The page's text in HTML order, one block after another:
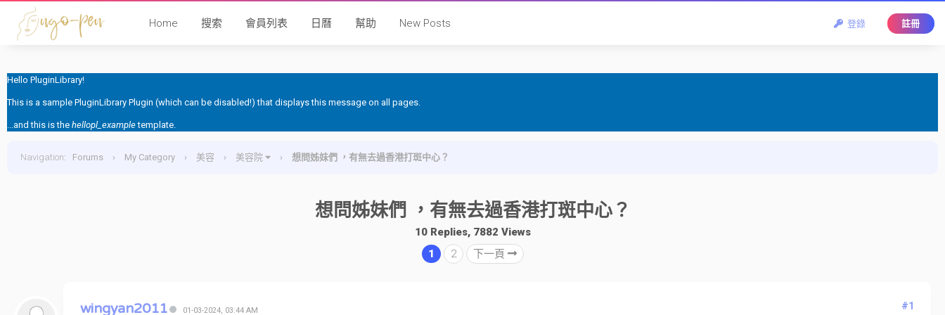
登錄 註冊
Home 搜索 會員列表 日曆 幫助 New Posts
Hello PluginLibrary!
This is a sample PluginLibrary Plugin (which can be disabled!) that displays this message on all pages.
...and this is the hellopl_exampletemplate.
Navigation: Forums › My Category › 美容 › 美容院 › 想問姊妹們 ，有無去過香港打斑中心？
想問姊妹們 ，有無去過香港打斑中心？
10 Replies, 7882 Views
1
2 下一頁
wingyan2011 01-03-2024, 03:44 AM #1